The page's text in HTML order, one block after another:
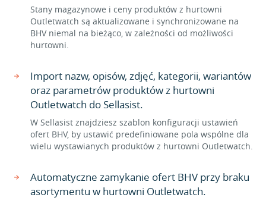
Stany magazynowe i ceny produktów z hurtowni
Outletwatch są aktualizowane i synchronizowane na
BHV niemal na bieżąco, w zależności od możliwości
hurtowni.
Import nazw, opisów, zdjęć, kategorii, wariantów
oraz parametrów produktów z hurtowni
Outletwatch do Sellasist.
W Sellasist znajdziesz szablon konfiguracji ustawień
ofert BHV, by ustawić predefiniowane pola wspólne dla
wielu wystawianych produktów z hurtowni Outletwatch.
Automatyczne zamykanie ofert BHV przy braku
asortymentu w hurtowni Outletwatch.